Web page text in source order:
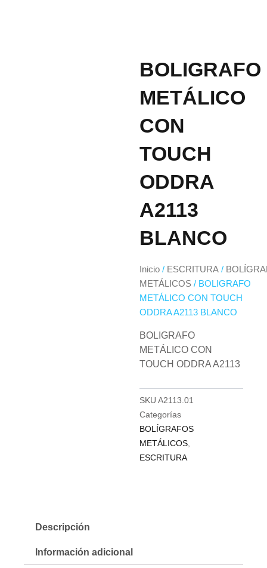
BOLIGRAFO
METÁLICO
CON
TOUCH
ODDRA
A2113
BLANCO
Inicio / ESCRITURA /
METÁLICOS / BOLIGRAFO
METÁLICO CON TOUCH
ODDRA A2113 BLANCO
BOLIGRAFO
METÁLICO CON
TOUCH ODDRA A2113
SKU A2113.01
Categorías
BOLÍGRAFOS
METÁLICOS
ESCRITURA
Descripción
Información adicional